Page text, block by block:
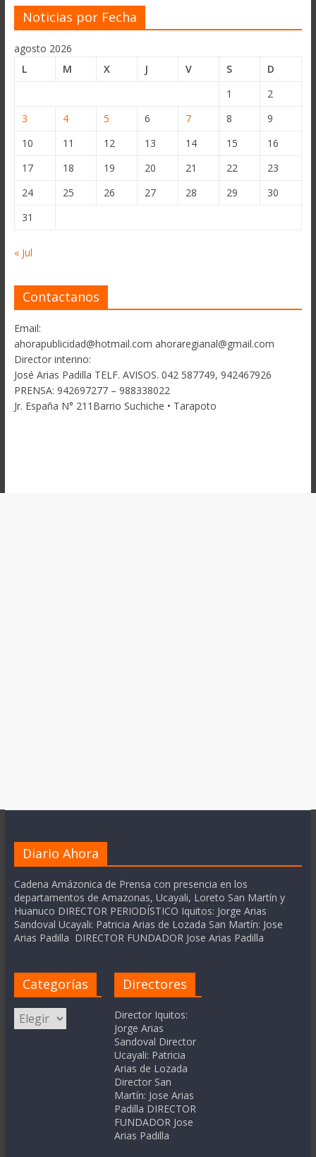
Noticias por Fecha
agosto 2026
L
M X J V S
D
1
2
3
4 5 6 7 8
9
10
11 12 13 14 15
16
17
18 19 20 21 22
23
24
25 26 27 28 29
30
31
« Jul
Contactanos
Email:
ahorapublicidad@hotmail.com ahoraregianal@gmail.com
Director interino:
José Arias Padilla TELF. AVISOS. 042 587749, 942467926
PRENSA: 942697277 – 988338022
Jr. España N° 211Barrio Suchiche • Tarapoto
Diario Ahora
Cadena Amázonica de Prensa con presencia en los
departamentos de Amazonas, Ucayali, Loreto San Martín y
Huanuco DIRECTOR PERIODÍSTICO Iquitos: Jorge Arias
Sandoval Ucayali: Patricia Arias de Lozada San Martín: Jose
Arias Padilla DIRECTOR FUNDADOR Jose Arias Padilla
Categorías
Categorías
Directores
Director Iquitos:
Jorge Arias
Sandoval Director
Ucayali: Patricia
Arias de Lozada
Director San
Martín: Jose Arias
Padilla DIRECTOR
FUNDADOR Jose
Arias Padilla